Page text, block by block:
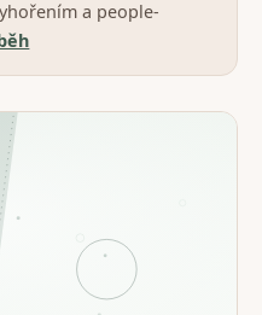
a people-